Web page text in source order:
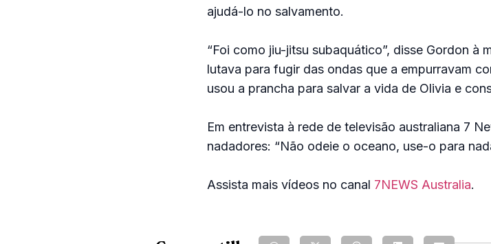
ajudá-lo no salvamento.
“Foi como jiu-jitsu subaquático”, disse Gordon à
lutava para fugir das ondas que a empurravam
usou a prancha para salvar a vida de Olivia e
Em entrevista à rede de televisão australiana 7
nadadores: “Não odeie o oceano, use-o para
Assista mais vídeos no canal 7NEWS Australia.